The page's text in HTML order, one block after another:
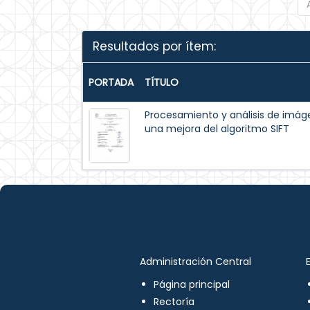
Resultados por ítem:
PORTADA TÍTULO
Procesamiento y análisis de
una mejora del algoritmo SIFT
Administración Central
Página principal
Rectoría